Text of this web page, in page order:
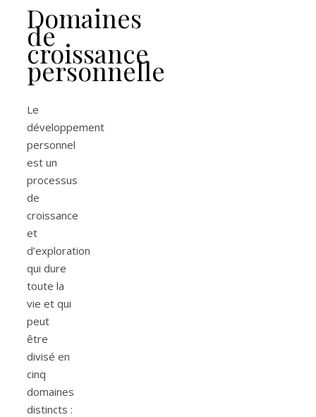
Domaines
de
croissance
personnelle
Le
développement
personnel
est un
processus
de
croissance
et
d’exploration
qui dure
toute la
vie et qui
peut
être
divisé en
cinq
domaines
distincts :